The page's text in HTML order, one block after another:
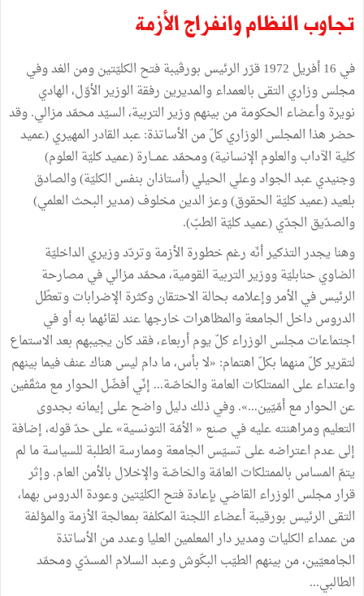
تجاوب النظام وانفراج الأزمة
في 16 أفريل 1972 قرّر الرئيس بورڤيبة فتح الكليّتين ومن الغد وفي
مجلس وزاري التقى بالعمداء والمديرين رفقة الوزير الأوّل، الهادي
نويرة وأعضاء الحكومة من بينهم وزير التربية، السيّد محمّد مزالي. وقد
حضر هذا المجلس الوزاري كلّ من الأساتذة: عبد القادر المهيري (عميد
كلية الآداب والعلوم الإنسانية) ومحمّد عمـــارة (عميد كليّة العلوم)
وجنيدي عبد الجواد وعلي الحيلي (أستاذان بنفس الكليّة) والصادق
بلعيد (عميد كليّة الحقوق) وعز الدين مخلوف (مدير البحث العلمي)
والصدّيق الجدّي (عميد كليّة الطبّ).
وهنا يجدر التذكير أنّه رغم خطورة الأزمة وتردّد وزيري الداخليّة
الضاوي حنابليّة ووزير التربية القومية، محمّد مزالي في مصارحة
الرئيس في الأمر وإعلامه بحالة الاحتقان وكثرة الإضرابات وتعطّل
الدروس داخل الجامعة والمظاهرات خارجها عند لقائهما به أو في
اجتماعات مجلس الوزراء كلّ يوم أربعاء، فقد كان يجيبهم بعد الاستماع
لتقرير كلّ منهما بكلّ اهتمام: «لا بأس، ما دام ليس هناك عنف فيما بينهم
واعتداء على الممتلكات العامة والخاصّة... إنّي أفضّل الحوار مع مثقّفين
عن الحوار مع أمّيّين...». وفي ذلك دليل واضح على إيمانه بجدوى
التعليم ومراهنته عليه في صنع « الأمّة التونسية» على حدّ قوله، إضافة
إلى عدم اعتراضه على تسيّس الجامعة وممارسة الطلبة للسياسة ما لم
يتمّ المساس بالممتلكات العامّة والخاصّة والإخلال بالأمن العام. وإثر
قرار مجلس الوزراء القاضي بإعادة فتح الكليّتين وعودة الدروس بهما،
التقى الرئيس بورقيبة أعضاء اللجنة المكلفة بمعالجة الأزمة والمؤلفة
من عمداء الكليات ومدير دار المعلمين العليا وعدد من الأساتذة
الجامعيّين، من بينهم الطيّب البكّوش وعبد السلام المسدّي ومحمّد
الطالبي...